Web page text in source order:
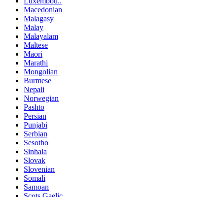
Macedonian
Malagasy
Malay
Malayalam
Maltese
Maori
Marathi
Mongolian
Burmese
Nepali
Norwegian
Pashto
Persian
Punjabi
Serbian
Sesotho
Sinhala
Slovak
Slovenian
Somali
Samoan